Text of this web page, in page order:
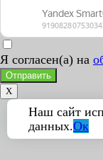
Я согласен(а) на
Отправить
X
Наш сайт
данных.Ок